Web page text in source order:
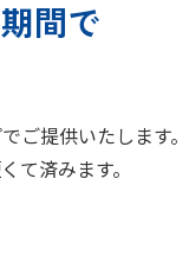
間で
ご提供いたします。
て済みます。